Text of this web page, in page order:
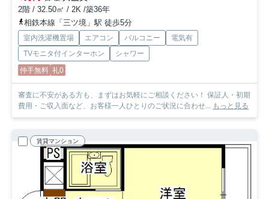
2階 / 32.50㎡ / 2K /築36年
相鉄本線「三ツ境」駅 徒歩5分
室内洗濯機置場 エアコン バルコニー
電気有
TVモニタ付インターホン
シャワー
仲手無料 礼0
審査に不安がある方も、まずはお気軽にご相談ください！ 保証人・初期
費用・ご収入面など、お客様一人ひとりのご状況に合わせ...
もっと見る
賃貸マンション